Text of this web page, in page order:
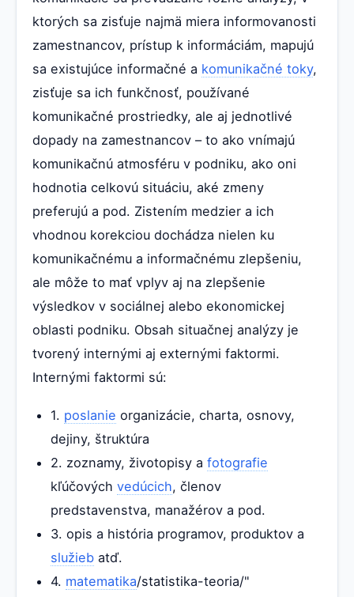
ktorých sa zisťuje najmä miera informovanosti
zamestnancov, prístup k informáciám, mapujú
sa existujúce informačné a komunikačné toky,
zisťuje sa ich funkčnosť, používané
komunikačné prostriedky, ale aj jednotlivé
dopady na zamestnancov – to ako vnímajú
komunikačnú atmosféru v podniku, ako oni
hodnotia celkovú situáciu, aké zmeny
preferujú a pod. Zistením medzier a ich
vhodnou korekciou dochádza nielen ku
komunikačnému a informačnému zlepšeniu,
ale môže to mať vplyv aj na zlepšenie
výsledkov v sociálnej alebo ekonomickej
oblasti podniku. Obsah situačnej analýzy je
tvorený internými aj externými faktormi.
Internými faktormi sú:
1. poslanie organizácie, charta, osnovy,
dejiny, štruktúra
2. zoznamy, životopisy a fotografie
kľúčových vedúcich, členov
predstavenstva, manažérov a pod.
3. opis a história programov, produktov a
služiebatď.
4. matematika/statistika-teoria/"